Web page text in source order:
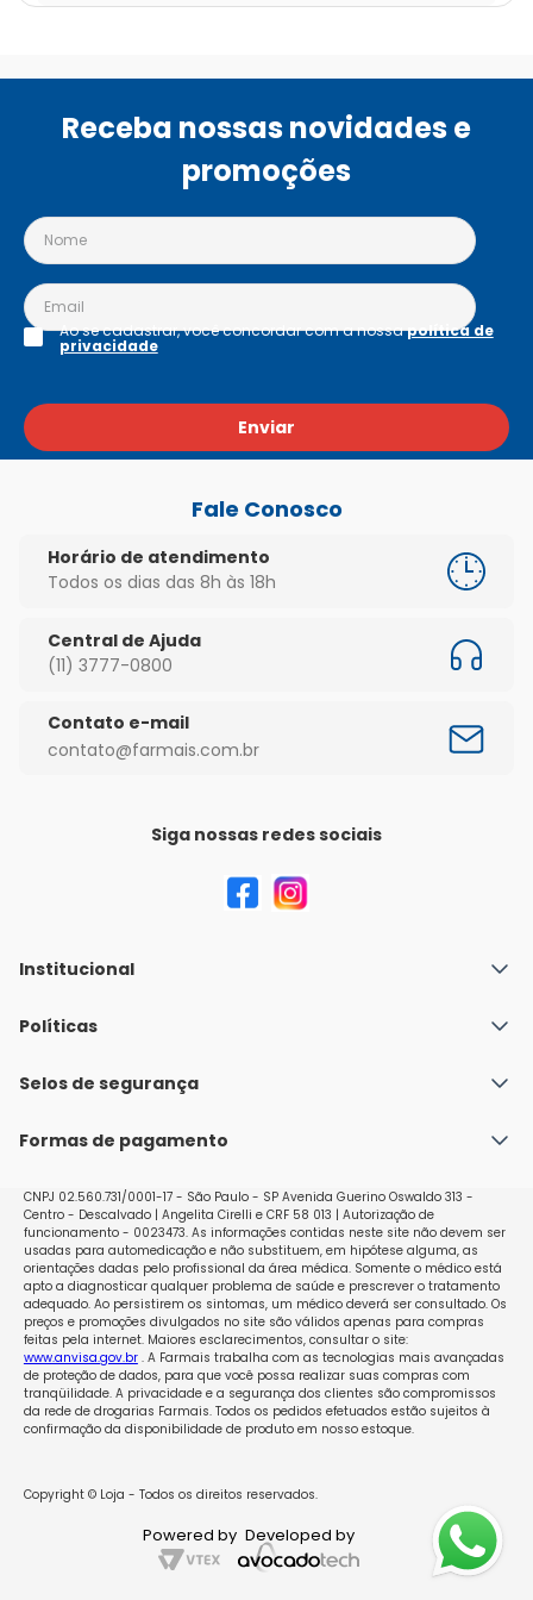
Receba nossas novidades e
promoções
Enviar
Ao se cadastrar, você concordar com a nossapolítica de
privacidade
Fale Conosco
Horário de atendimento
Todos os dias das 8h às 18h
Central de Ajuda
(11) 3777-0800
Contato e-mail
contato@farmais.com.br
Siga nossas redes sociais
Institucional
Quem Somos
Nossas lojas
Políticas
Política de Envio
Políticas de Trocas e Devoluções
Selos de segurança
Formas de pagamento
CNPJ 02.560.731/0001-17 - São Paulo - SP Avenida Guerino Oswaldo 313 -
Centro - Descalvado | Angelita Cirelli e CRF 58 013 | Autorização de
funcionamento - 0023473. As informações contidas neste site não devem ser
usadas para automedicação e não substituem, em hipótese alguma, as
orientações dadas pelo profissional da área médica. Somente o médico está
apto a diagnosticar qualquer problema de saúde e prescrever o tratamento
adequado. Ao persistirem os sintomas, um médico deverá ser consultado. Os
preços e promoções divulgados no site são válidos apenas para compras
feitas pela internet. Maiores esclarecimentos, consultar o site:
www.anvisa.gov.br. A Farmais trabalha com as tecnologias mais avançadas
de proteção de dados, para que você possa realizar suas compras com
tranqüilidade. A privacidade e a segurança dos clientes são compromissos
da rede de drogarias Farmais. Todos os pedidos efetuados estão sujeitos à
confirmação da disponibilidade de produto em nosso estoque.
Copyright © Loja - Todos os direitos reservados.
Powered by Developed by